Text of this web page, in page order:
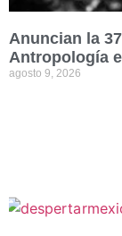
Anuncian la
Antropología
agosto 9, 2026